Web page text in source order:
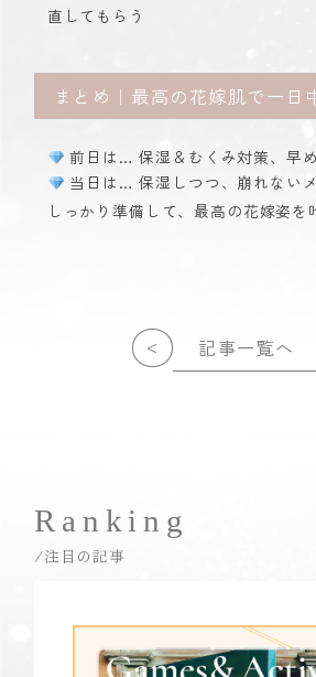
直してもらう
まとめ｜最高の花嫁肌で一日
前日は… 保湿＆むくみ対策、早
当日は… 保湿しつつ、崩れない
しっかり準備して、最高の花嫁姿を
< 記事一覧へ
Ranking
/注目の記事